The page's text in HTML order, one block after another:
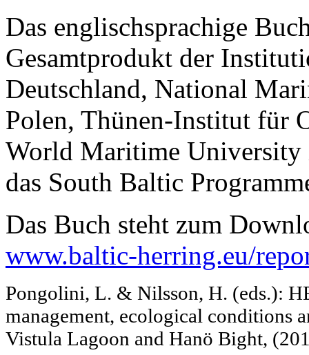
Das englischsprachige
Gesamtprodukt der
Deutschland, National
Polen, Thünen-Institut für
World Maritime University
das South Baltic
Das Buch steht zum
www.baltic-herring.eu/
Pongolini, L. & Nilsson, H. (eds.):
management, ecological conditions
Vistula Lagoon and Hanö Bight,